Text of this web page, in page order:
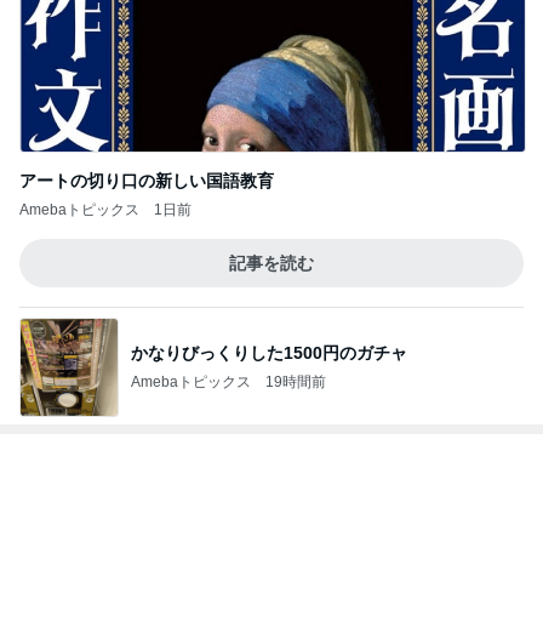
アートの切り口の新しい国語教育
Amebaトピックス 1日前
記事を読む
かなりびっくりした1500円のガチャ
Amebaトピックス 19時間前